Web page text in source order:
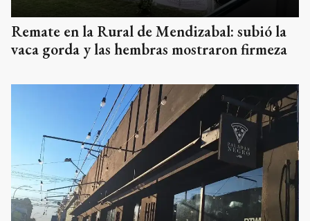
Remate en la Rural de Mendizabal: subió la
vaca gorda y las hembras mostraron firmeza